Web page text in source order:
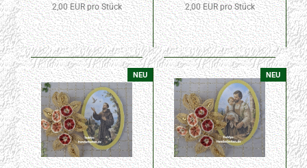
2,00 EUR pro Stück 2,00 EUR pro Stück
NEU NEU